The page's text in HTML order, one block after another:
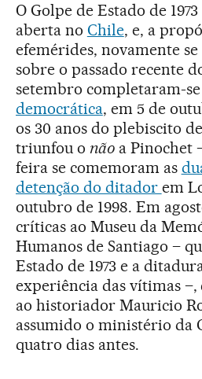
O Golpe de Estado de
aberta no Chile, e, a
efemérides, novamente
sobre o passado recente
setembro completaram-se
democrática, em 5 de
os 30 anos do plebiscito
triunfou o nãoa Pinochet
feira se comemoram as
detenção do ditador em
outubro de 1998. Em
críticas ao Museu da
Humanos de Santiago –
Estado de 1973 e a
experiência das vítimas –,
ao historiador Mauricio
assumido o ministério da
quatro dias antes.